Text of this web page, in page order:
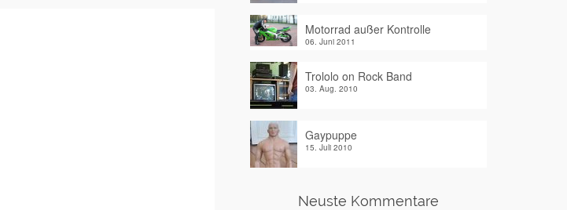
Motorrad außer Kontrolle
06. Juni 2011
Trololo on Rock Band
03. Aug. 2010
Gaypuppe
15. Juli 2010
Neuste Kommentare